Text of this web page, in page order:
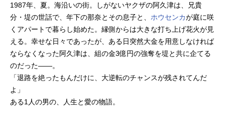
1987年、夏。海沿いの街。しがないヤクザの阿久津は、兄貴
分・堤の世話で、年下の那奈とその息子と、 ホウセンカが庭に咲
くアパートで暮らし始めた。縁側からは大きな打ち上げ花火が見
える。幸せな日々であったが、ある日突然大金を用意しなければ
ならなくなった阿久津は、組の金3億円の強奪を堤と共に企てる
のだった――。
「退路を絶ったもんだけに、大逆転のチャンスが残されてんだ
よ」
ある1人の男の、人生と愛の物語。